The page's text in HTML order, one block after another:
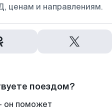
ценам и направлениям.
поездом?
он поможет